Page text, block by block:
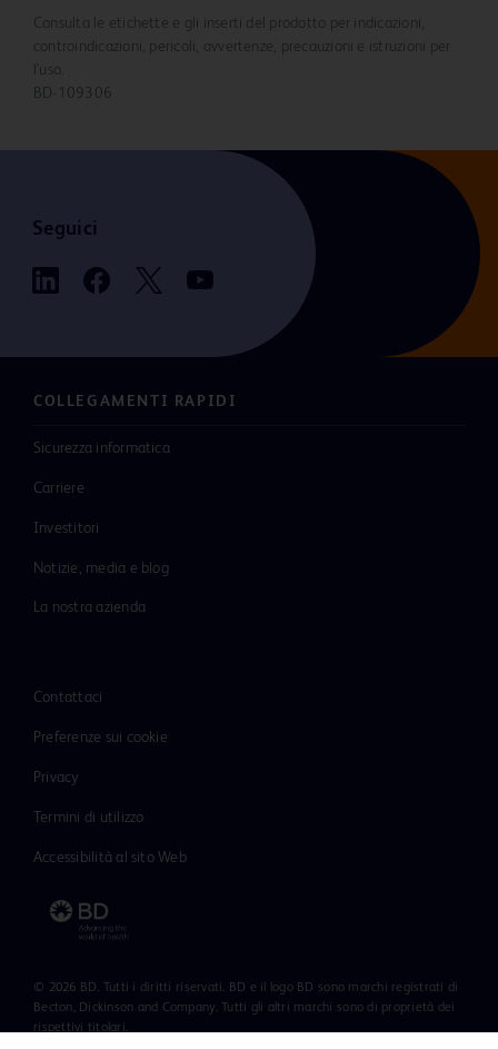
Consulta le etichette e gli inserti del prodotto per indicazioni,
controindicazioni, pericoli, avvertenze, precauzioni e istruzioni per
l'uso.
BD-109306
Seguici
COLLEGAMENTI RAPIDI
Sicurezza informatica
Carriere
Investitori
Notizie, media e blog
La nostra azienda
Contattaci
Preferenze sui cookie
Privacy
Termini di utilizzo
Accessibilità al sito Web
© 2026 BD. Tutti i diritti riservati. BD e il logo BD sono marchi registrati di
Becton, Dickinson and Company. Tutti gli altri marchi sono di proprietà dei
rispettivi titolari.